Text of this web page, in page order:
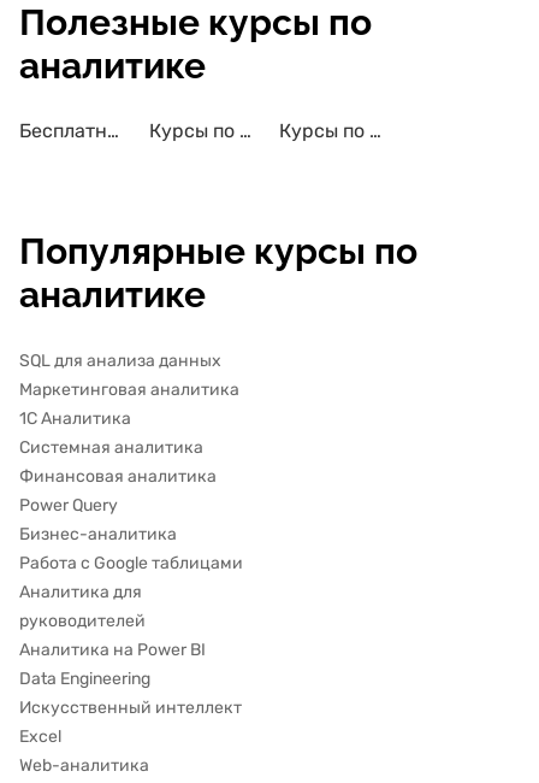
Полезные курсы по
аналитике
Бесплатные курсы по аналитике Курсы по аналитике с трудоустройством Курсы по аналитике с сертификатом
Популярные курсы по
аналитике
SQL для анализа данных
Маркетинговая аналитика
1С Аналитика
Системная аналитика
Финансовая аналитика
Power Query
Бизнес-аналитика
Работа с Google таблицами
Аналитика для
руководителей
Аналитика на Power BI
Data Engineering
Искусственный интеллект
Excel
Web-аналитика